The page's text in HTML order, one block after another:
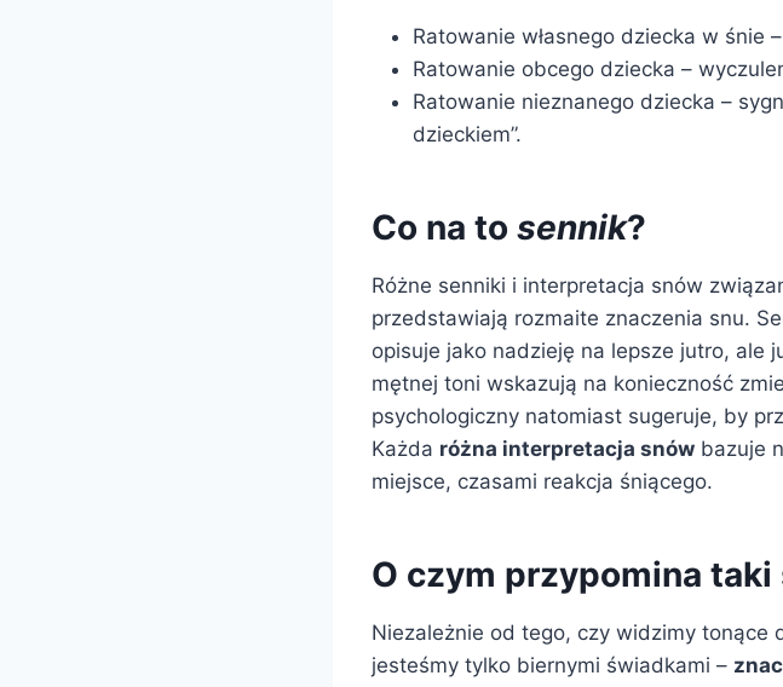
Ratowanie własnego dziecka w śnie
Ratowanie obcego dziecka –
Ratowanie nieznanego dziecka –
dzieckiem”.
Co na to sennik?
Różne senniki i interpretacja snów
przedstawiają rozmaite znaczenia snu.
opisuje jako nadzieję na lepsze jutro, ale
mętnej toni wskazują na konieczność
psychologiczny natomiast sugeruje, by
Każda różna interpretacja snów bazuje
miejsce, czasami reakcja śniącego.
O czym przypomina taki
Niezależnie od tego, czy widzimy tonące
jesteśmy tylko biernymi świadkami –